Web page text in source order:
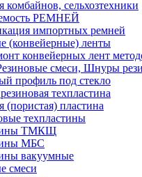
комбайнов, сельхозтехники
РЕМНЕЙ
импортных ремней
(конвейерные) ленты
конвейерных лент
смеси, Шнуры
профиль под стекло
техпластина
(пористая) пластина
техпластины
ТМКЩ
МБС
вакуумные
смеси